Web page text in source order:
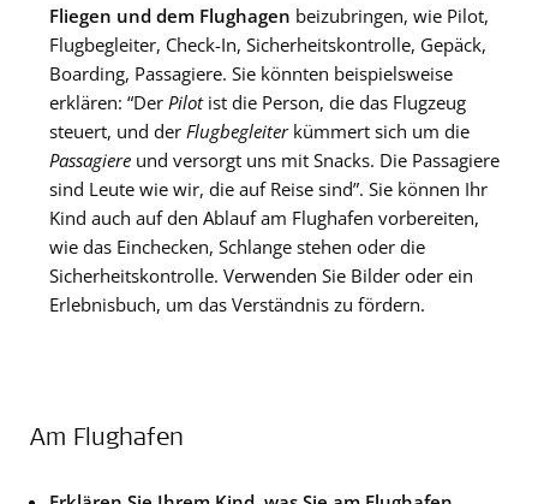
Fliegen und dem Flughagen beizubringen, wie Pilot,
Flugbegleiter, Check-In, Sicherheitskontrolle, Gepäck,
Boarding, Passagiere. Sie könnten beispielsweise
erklären: “Der Pilotist die Person, die das Flugzeug
steuert, und der Flugbegleiter kümmert sich um die
Passagiere und versorgt uns mit Snacks. Die Passagiere
sind Leute wie wir, die auf Reise sind”. Sie können Ihr
Kind auch auf den Ablauf am Flughafen vorbereiten,
wie das Einchecken, Schlange stehen oder die
Sicherheitskontrolle. Verwenden Sie Bilder oder ein
Erlebnisbuch, um das Verständnis zu fördern.
Am Flughafen